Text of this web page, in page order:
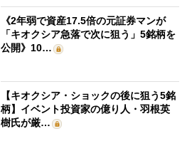
《2年弱で資産17.5倍の元証券マンが
「キオクシア急落で次に狙う」5銘柄を
公開》10…
【キオクシア・ショックの後に狙う5銘
柄】イベント投資家の億り人・羽根英
樹氏が厳…